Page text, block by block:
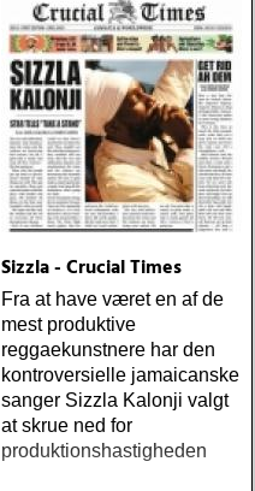
(admiral bean) ÅRETS FAB
FOUR: the beatles : mono
& stereo box (apple)
ÅRETS LIVE-DOKUMENT:
tom petty & the
heartbreakers : the live
anthology (reprise) ÅRETS
STUDIOÄSS: works
progress administration :
wpa (wpa records) ÅRETS
CÉLINE DION: zachary
garage)
Sizzla - Crucial Times
Fra at have været en af de
mest produktive
reggaekunstnere har den
kontroversielle jamaicanske
sanger Sizzla Kalonji valgt
at skrue ned for
produktionshastigheden